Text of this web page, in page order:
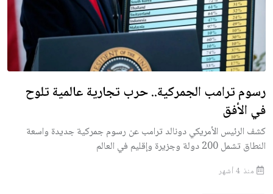
رسوم ترامب الجمركية.. حرب تجارية عالمية تلوح
في الأفق
كشف الرئيس الأمريكي دونالد ترامب عن رسوم جمركية جديدة واسعة
النطاق تشمل 200 دولة وجزيرة وإقليم في العالم
منذ 4 أشهر